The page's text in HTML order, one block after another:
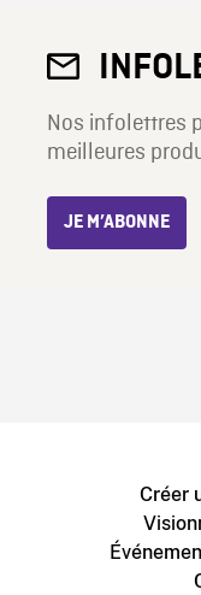
Nos infolettres
meilleures
JE M’ABONNE
Créer